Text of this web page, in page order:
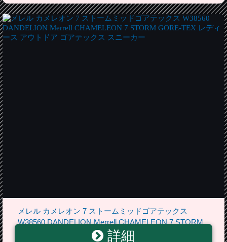
メレル カメレオン 7 ストームミッドゴアテックス
W38560 DANDELION Merrell CHAMELEON 7 STORM
GORE-TEX レディース アウトドア ゴアテックス スニ
詳細